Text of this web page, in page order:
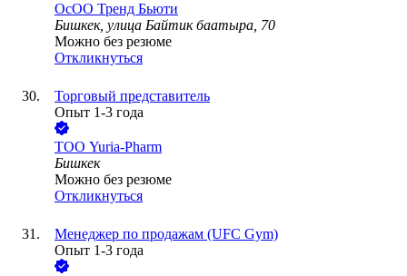
ОсОО Тренд Бьюти
Бишкек, улица Байтик баатыра, 70
Можно без резюме
Откликнуться
Торговый представитель
Опыт 1-3 года
ТОО Yuria-Pharm
Бишкек
Можно без резюме
Откликнуться
Менеджер по продажам (UFC Gym)
Опыт 1-3 года